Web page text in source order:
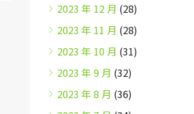
2023 年 12 月 (28)
2023 年 11 月 (28)
2023 年 10 月 (31)
2023 年 9 月 (32)
2023 年 8 月 (36)